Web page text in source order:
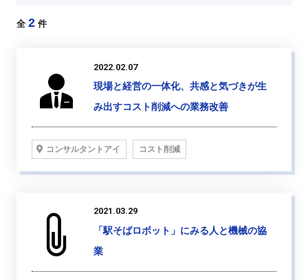
全 2 件
2022.02.07
現場と経営の一体化、共感と気づきが生
み出すコスト削減への業務改善
コンサルタントアイ コスト削減
2021.03.29
「駅そばロボット」にみる人と機械の協
業